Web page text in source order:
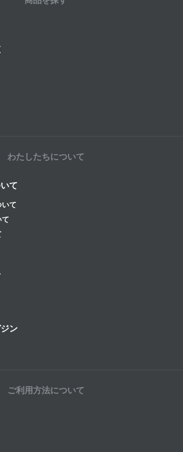
わたしたちについて
て
て
て
ン
ご利用方法について